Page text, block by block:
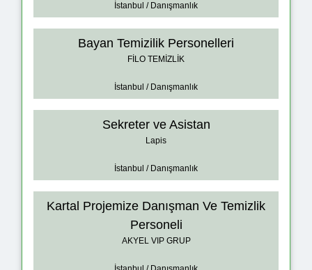
İstanbul / Danışmanlık
Bayan Temizilik Personelleri
FİLO TEMİZLİK
İstanbul / Danışmanlık
Sekreter ve Asistan
Lapis
İstanbul / Danışmanlık
Kartal Projemize Danışman Ve Temizlik
Personeli
AKYEL VIP GRUP